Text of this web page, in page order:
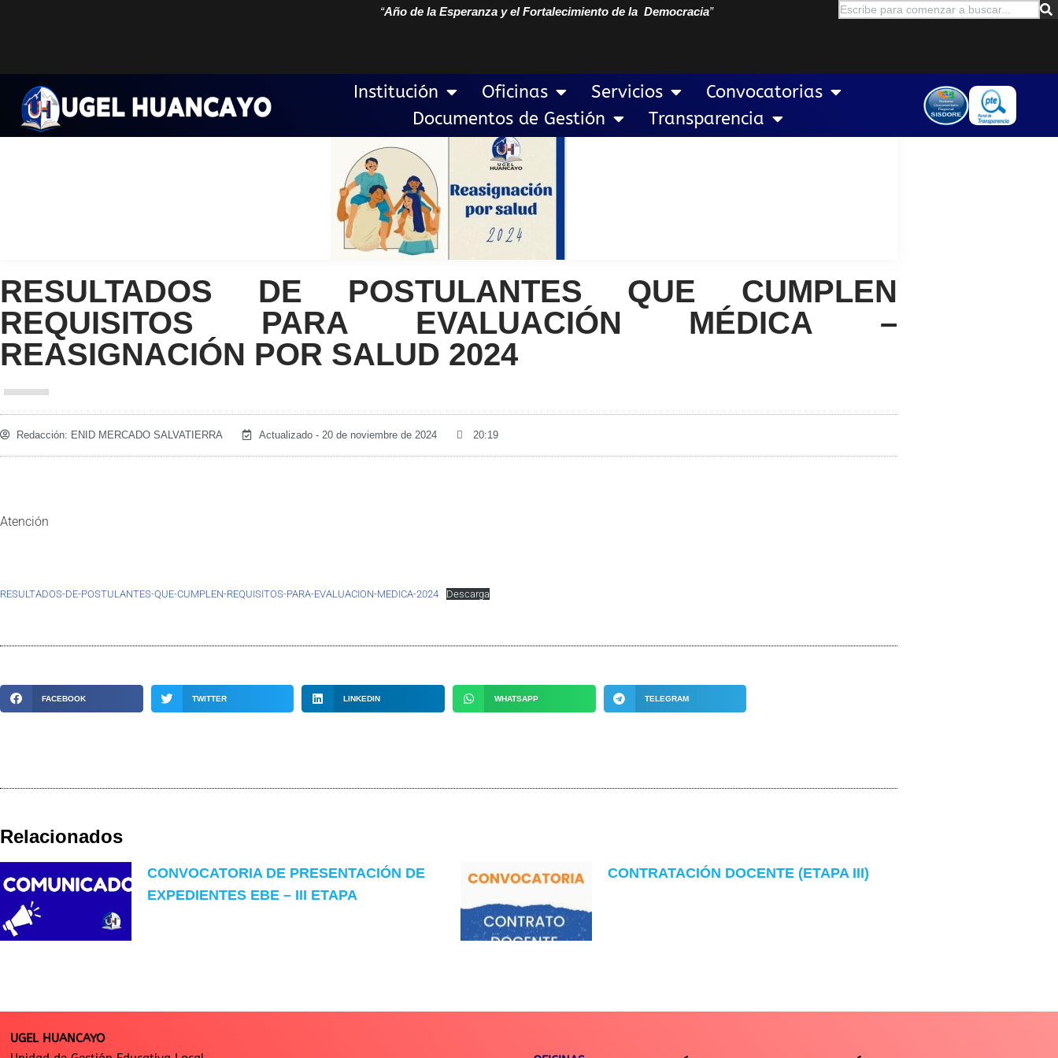
contenido
“Año de la Esperanza y el Fortalecimiento de la Democracia”
Institución Oficinas Servicios
Convocatorias
Documentos de Gestión
Transparencia
RESULTADOS DE POSTULANTES QUE CUMPLEN
REQUISITOS PARA EVALUACIÓN MÉDICA –
REASIGNACIÓN POR SALUD 2024
Redacción: ENID MERCADO SALVATIERRA Actualizado - 20 de noviembre de 2024 20:19
Atención
RESULTADOS-DE-POSTULANTES-QUE-CUMPLEN-REQUISITOS-PARA-EVALUACION-MEDICA-2024 Descarga
FACEBOOK TWITTER LINKEDIN WHATSAPP TELEGRAM
Relacionados
CONVOCATORIA DE PRESENTACIÓN DE
EXPEDIENTES EBE – III ETAPA
CONTRATACIÓN DOCENTE (ETAPA III)
UGEL HUANCAYO